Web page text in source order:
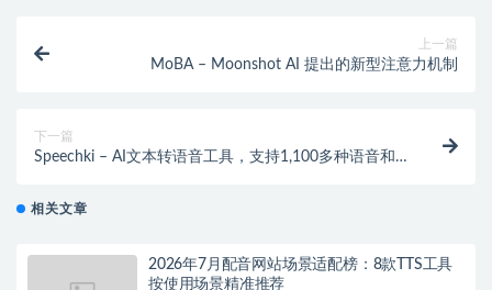
上一篇
MoBA – Moonshot AI 提出的新型注意力机制
下一篇
Speechki – AI文本转语音工具，支持1,100多种语音和
相关文章
2026年7月配音网站场景适配榜：8款TTS工具
按使用场景精准推荐